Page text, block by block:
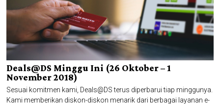
Deals@DS Minggu Ini (26 Oktober – 1
November 2018)
Sesuai komitmen kami, Deals@DS terus diperbarui tiap minggunya.
Kami memberikan diskon-diskon menarik dari berbagai layanan e-